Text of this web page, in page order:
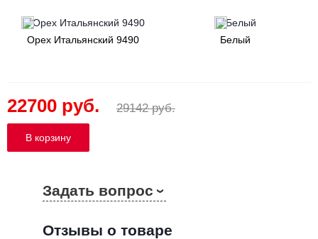
Орех Итальянский 9490 Белый
22700 руб. 29142 руб.
Задать вопрос
Отзывы о товаре